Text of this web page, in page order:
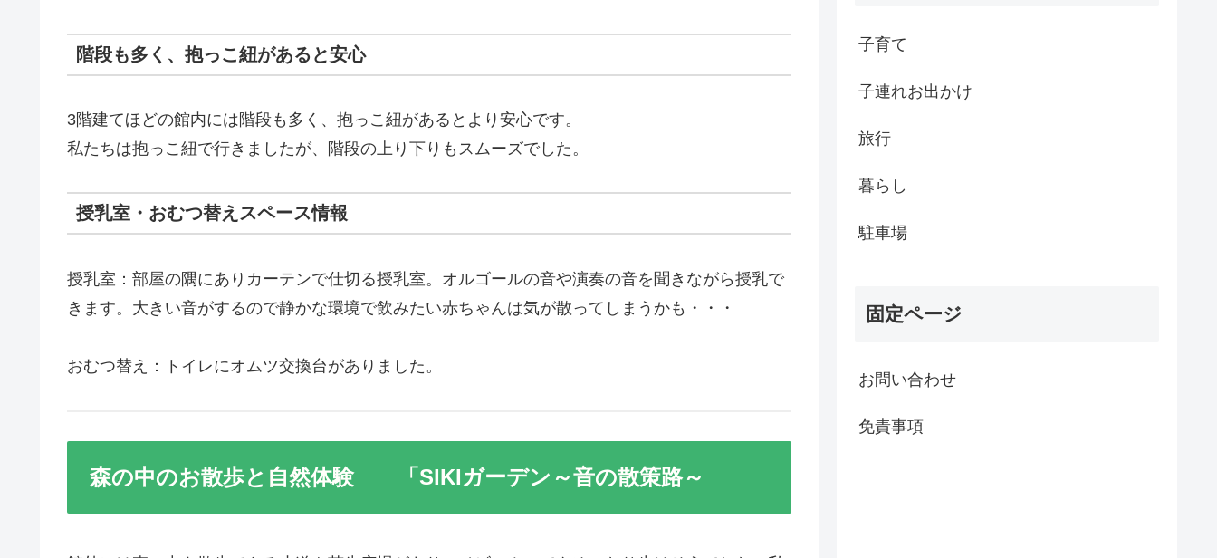
階段も多く、抱っこ紐があると安心
3階建てほどの館内には階段も多く、抱っこ紐があるとより安心です。
私たちは抱っこ紐で行きましたが、階段の上り下りもスムーズでした。
授乳室・おむつ替えスペース情報
授乳室：部屋の隅にありカーテンで仕切る授乳室。オルゴールの音や演奏の音を聞きながら授乳で
きます。大きい音がするので静かな環境で飲みたい赤ちゃんは気が散ってしまうかも・・・
おむつ替え：トイレにオムツ交換台がありました。
森の中のお散歩と自然体験 「SIKIガーデン～音の散策路～
子育て
子連れお出かけ
旅行
暮らし
駐車場
固定ページ
お問い合わせ
免責事項